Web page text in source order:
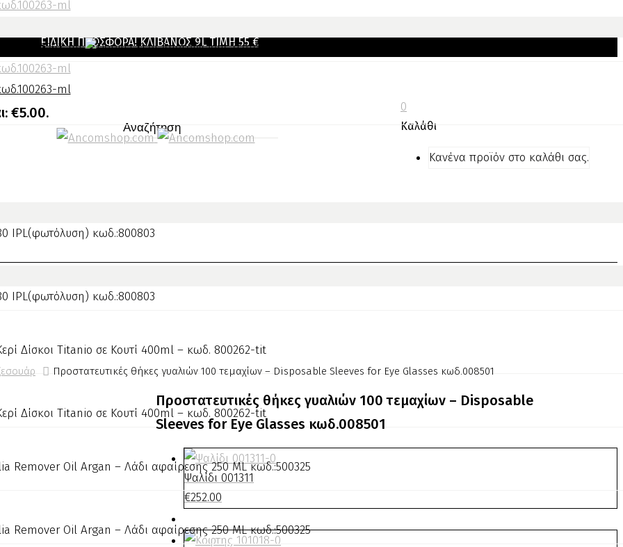
ΕΙΔΙΚΗ ΠΡΟΣΦΟΡΑ! ΚΛΊΒΑΝΟΣ 9L ΤΙΜΉ 55 €
0
Καλάθι
Κανένα προϊόν στο καλάθι σας.
ml
ml
€5.00.
ml
ml
€5.00.
Προστατευτικές θήκες γυαλιών 100 τεμαχίων – Disposable Sleeves for Eye Glasses κωδ.008501
Προστατευτικές θήκες γυαλιών 100 τεμαχίων – Disposable
Sleeves for Eye Glasses κωδ.008501
Ψαλίδι 001311
€252.00